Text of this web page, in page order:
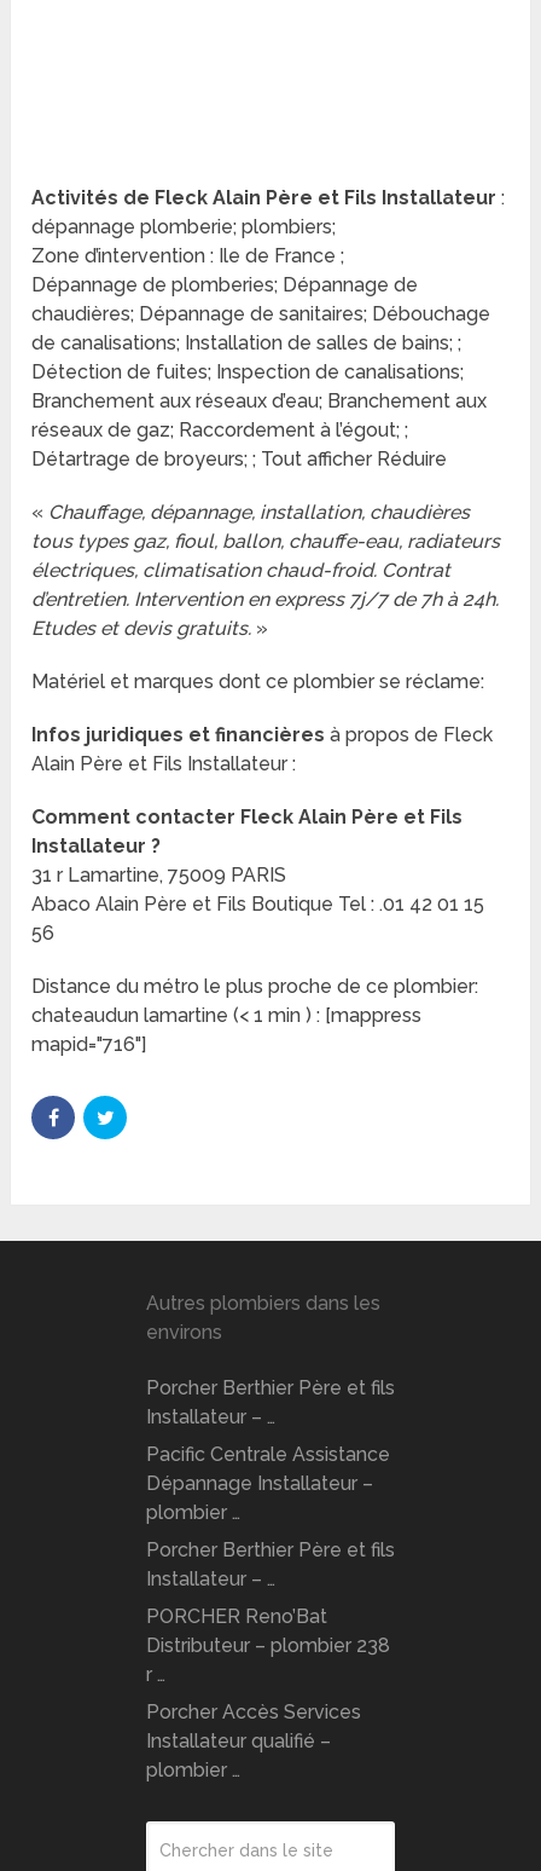
Activités de Fleck Alain Père et Fils Installateur :
dépannage plomberie; plombiers;
Zone d’intervention : Ile de France ;
Dépannage de plomberies; Dépannage de
chaudières; Dépannage de sanitaires; Débouchage
de canalisations; Installation de salles de bains; ;
Détection de fuites; Inspection de canalisations;
Branchement aux réseaux d’eau; Branchement aux
réseaux de gaz; Raccordement à l’égout; ;
Détartrage de broyeurs; ; Tout afficher Réduire
« Chauffage, dépannage, installation, chaudières
tous types gaz, fioul, ballon, chauffe-eau, radiateurs
électriques, climatisation chaud-froid. Contrat
d’entretien. Intervention en express 7j/7 de 7h à 24h.
Etudes et devis gratuits. »
Matériel et marques dont ce plombier se réclame:
Infos juridiques et financières à propos de Fleck
Alain Père et Fils Installateur :
Comment contacter Fleck Alain Père et Fils
Installateur ?
31 r Lamartine, 75009 PARIS
Abaco Alain Père et Fils Boutique Tel : .01 42 01 15
56
Distance du métro le plus proche de ce plombier:
chateaudun lamartine (< 1 min ) : [mappress
mapid="716"]
Autres plombiers dans les
environs
Porcher Berthier Père et fils
Installateur – …
Pacific Centrale Assistance
Dépannage Installateur –
plombier …
Porcher Berthier Père et fils
Installateur – …
PORCHER Reno’Bat
Distributeur – plombier 238
r …
Porcher Accès Services
Installateur qualifié –
plombier …